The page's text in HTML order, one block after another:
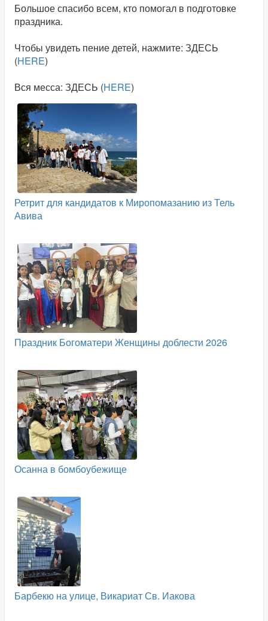
Большое спасибо всем, кто помогал в подготовке
праздника.
Чтобы увидеть пение детей, нажмите: ЗДЕСЬ
(HERE)
Вся месса: ЗДЕСЬ (HERE)
Ретрит для кандидатов к Миропомазанию из Тель
Авива
Праздник Богоматери Женщины доблести 2026
Осанна в бомбоубежище
Барбекю на улице, Викариат Св. Иакова